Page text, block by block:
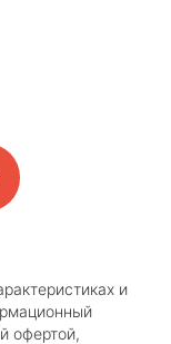
и
офертой,